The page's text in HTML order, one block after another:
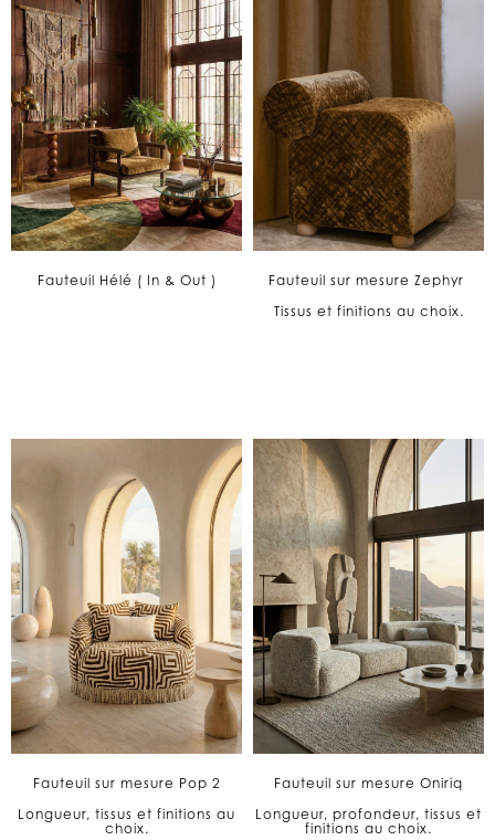
Fauteuil Hélé ( In & Out )
Fauteuil sur mesure Zephyr
Tissus et finitions au choix.
Fauteuil sur mesure Pop 2
Longueur, tissus et finitions au
choix.
Fauteuil sur mesure Oniriq
Longueur, profondeur, tissus et
finitions au choix.